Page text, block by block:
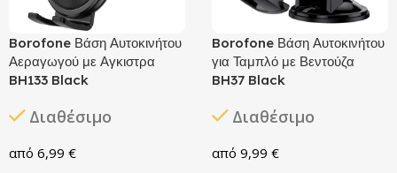
Borofone Βάση Αυτοκινήτου
Αεραγωγού με Αγκιστρα
BH133 Black
Διαθέσιμο
6,99 €
Borofone Βάση Αυτοκινήτου
για Ταμπλό με Βεντούζα
BH37 Black
Διαθέσιμο
9,99 €